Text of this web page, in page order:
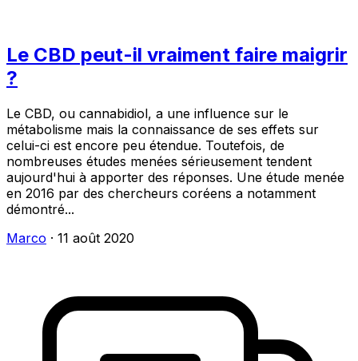
Le CBD peut-il vraiment faire maigrir
?
Le CBD, ou cannabidiol, a une influence sur le
métabolisme mais la connaissance de ses effets sur
celui-ci est encore peu étendue. Toutefois, de
nombreuses études menées sérieusement tendent
aujourd'hui à apporter des réponses. Une étude menée
en 2016 par des chercheurs coréens a notamment
démontré...
Marco · 11 août 2020